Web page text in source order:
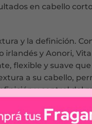
en cabello
y la definición.
irlandés y Aonori,
flexible y suave
a su cabello,
y control del
para todo tipo de